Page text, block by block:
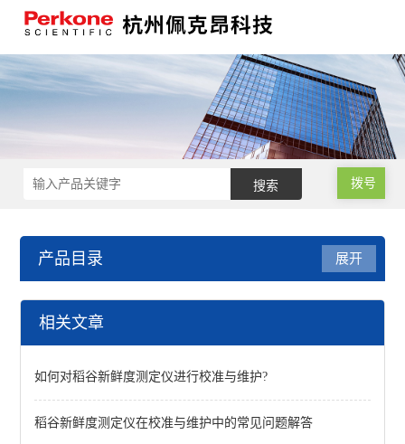
拨号
产品目录
稻谷品质检测
大型砻谷机
展开
相关文章
如何对稻谷新鲜度测定仪进行校准与维护?
稻谷新鲜度测定仪在校准与维护中的常见问题解答